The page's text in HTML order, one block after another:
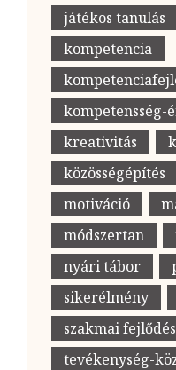
játékos tanulás
kompetencia
kompetensség-
kreativitás
közösségépítés
motiváció
módszertan
nyári tábor
sikerélmény
szakmai fejlődés
tevékenység-